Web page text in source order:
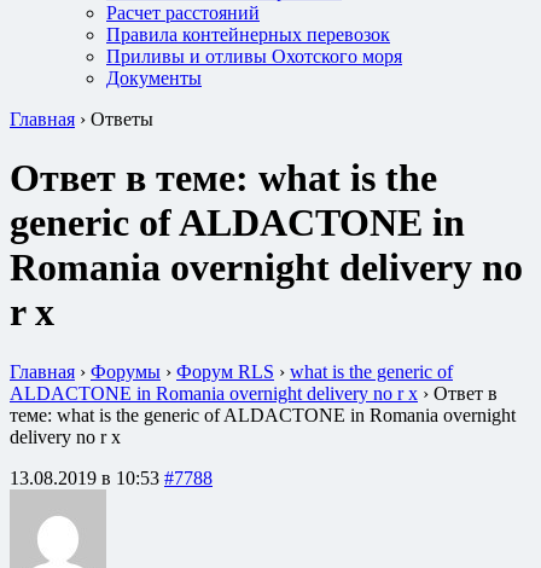
Расчет расстояний
Правила контейнерных перевозок
Приливы и отливы Охотского моря
Документы
Главная › Ответы
Ответ в теме: what is the
generic of ALDACTONE in
Romania overnight delivery no
r x
Главная › Форумы › Форум RLS › what is the generic of
ALDACTONE in Romania overnight delivery no r x › Ответ в
теме: what is the generic of ALDACTONE in Romania overnight
delivery no r x
13.08.2019 в 10:53 #7788